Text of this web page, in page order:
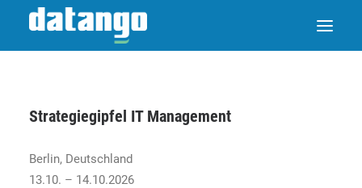
Strategiegipfel IT Management
Berlin, Deutschland
13.10. – 14.10.2026